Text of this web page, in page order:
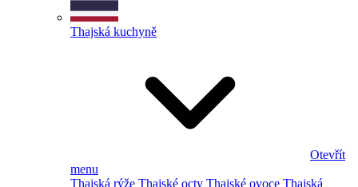
Thajská kuchyně
Otevřít
menu
Thajská rýže Thajské octy Thajské ovoce Thajská